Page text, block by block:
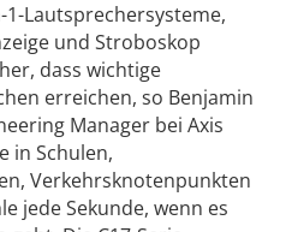
Lautsprechersysteme,
und Stroboskop
dass wichtige
erreichen, so Benjamin
Manager bei Axis
in Schulen,
Verkehrsknotenpunkten
jede Sekunde, wenn es